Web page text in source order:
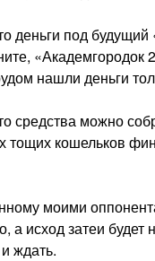
деньги под
«Академгородок
нашли деньги
средства можно
тощих кошельков
моими
а исход затеи
ждать.